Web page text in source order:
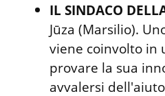
IL SINDACO
Jūza (Marsilio).
viene coinvolto in
provare la sua
avvalersi